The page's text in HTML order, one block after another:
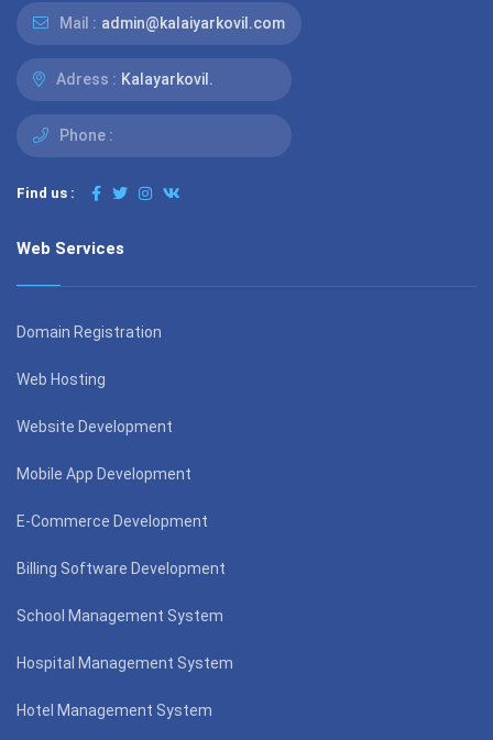
Mail : admin@kalaiyarkovil.com
Adress : Kalayarkovil.
Phone :
Find us :
Web Services
Domain Registration
Web Hosting
Website Development
Mobile App Development
E-Commerce Development
Billing Software Development
School Management System
Hospital Management System
Hotel Management System